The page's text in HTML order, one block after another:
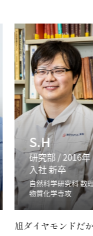
S.H
研究部 / 2016年
入社 新卒
自然科学研究科 数
物質化学専攻
旭ダイヤモンドだ